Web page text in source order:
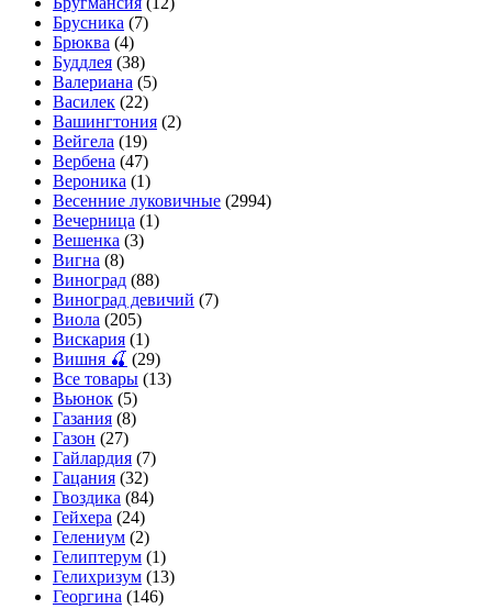
Брусника (7)
Брюква (4)
Буддлея (38)
Валериана (5)
Василек (22)
Вашингтония (2)
Вейгела (19)
Вербена (47)
Вероника (1)
Весенние луковичные (2994)
Вечерница (1)
Вешенка (3)
Вигна (8)
Виноград (88)
Виноград девичий (7)
Виола (205)
Вискария (1)
Вишня 🍒 (29)
Все товары (13)
Вьюнок (5)
Газания (8)
Газон (27)
Гайлардия (7)
Гацания (32)
Гвоздика (84)
Гейхера (24)
Гелениум (2)
Гелиптерум (1)
Гелихризум (13)
Георгина (146)